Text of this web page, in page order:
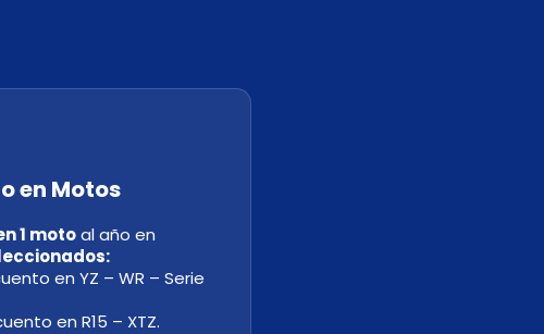
en Motos
1 motoal año en
en YZ – WR – Serie
en R15 – XTZ.